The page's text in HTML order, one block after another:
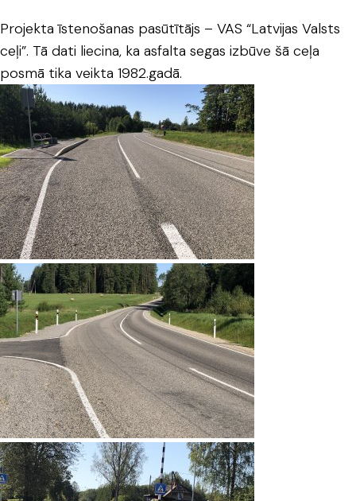
Projekta īstenošanas pasūtītājs – VAS “Latvijas Valsts
ceļi”. Tā dati liecina, ka asfalta segas izbūve šā ceļa
posmā tika veikta 1982.gadā.